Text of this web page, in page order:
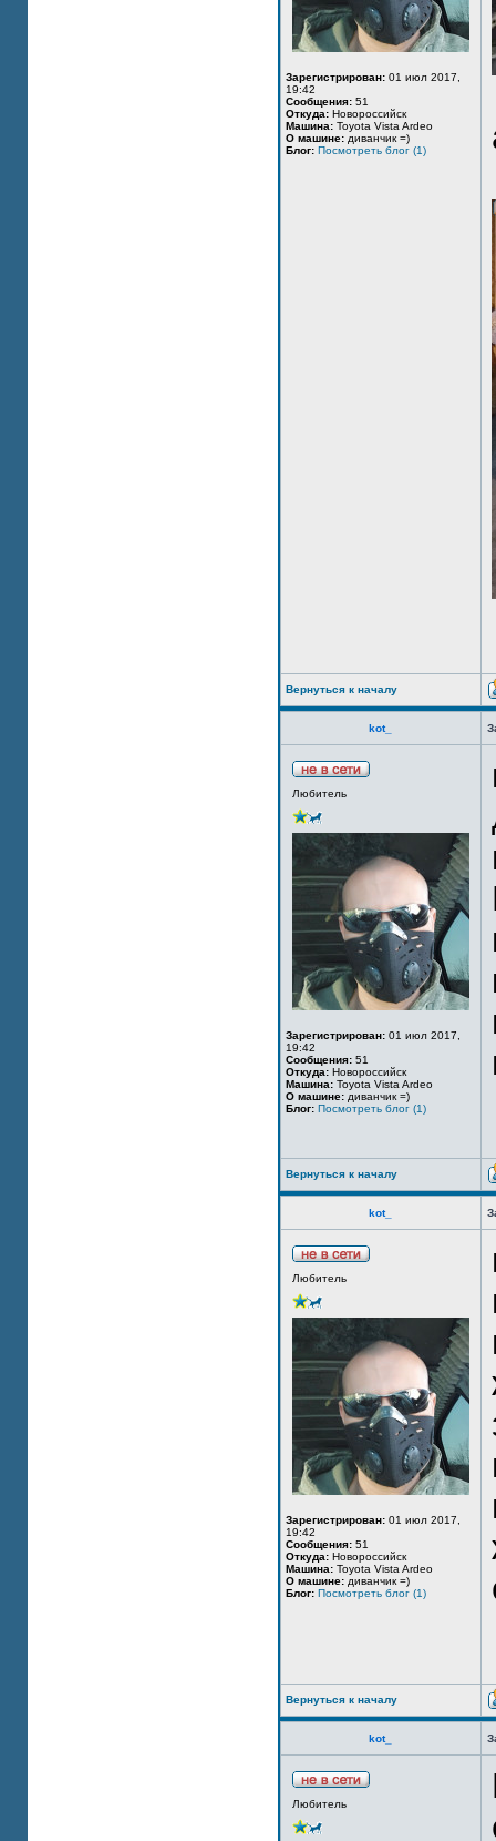
Зарегистрирован: 01 июл 2017,
19:42
Сообщения: 51
Откуда: Новороссийск
Машина: Toyota Vista Ardeo
О машине: диванчик =)
Блог: Посмотреть блог (1)
Вернуться к началу
kot_
Любитель
Зарегистрирован: 01 июл 2017,
19:42
Сообщения: 51
Откуда: Новороссийск
Машина: Toyota Vista Ardeo
О машине: диванчик =)
Блог: Посмотреть блог (1)
Вернуться к началу
kot_
Любитель
Зарегистрирован: 01 июл 2017,
19:42
Сообщения: 51
Откуда: Новороссийск
Машина: Toyota Vista Ardeo
О машине: диванчик =)
Блог: Посмотреть блог (1)
Вернуться к началу
kot_
Любитель